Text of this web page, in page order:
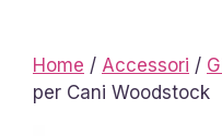
Home / Accessori /
per Cani Woodstock